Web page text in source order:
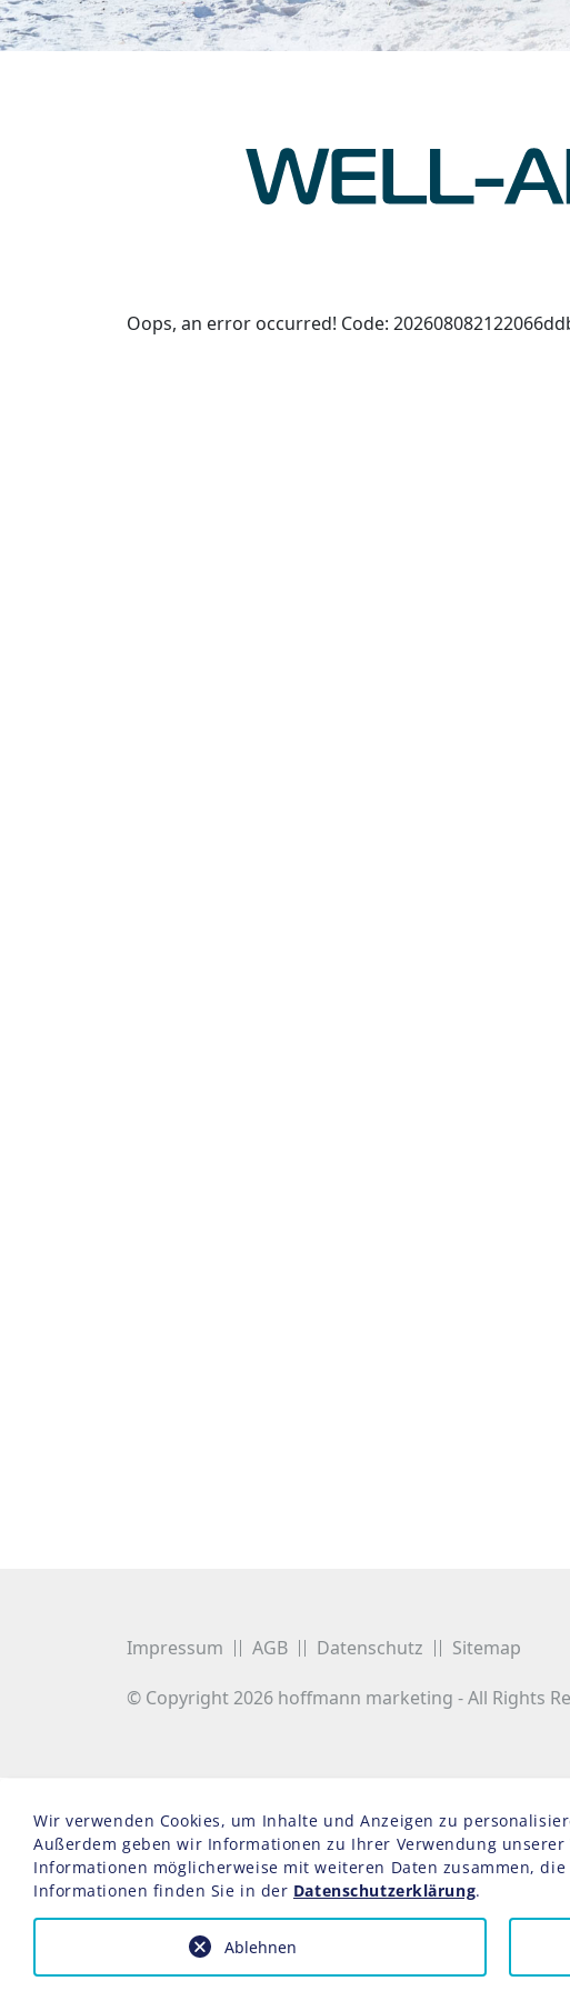
Oops, an error occurred! Code:
Impressum AGB Datenschutz Sitemap
© Copyright 2026 hoffmann marketing - All Rights
Wir verwenden Cookies, um Inhalte und Anzeigen zu
Außerdem geben wir Informationen zu Ihrer Verwendung
Informationen möglicherweise mit weiteren Daten zusammen,
Informationen finden Sie in der Datenschutzerklärung.
Ablehnen